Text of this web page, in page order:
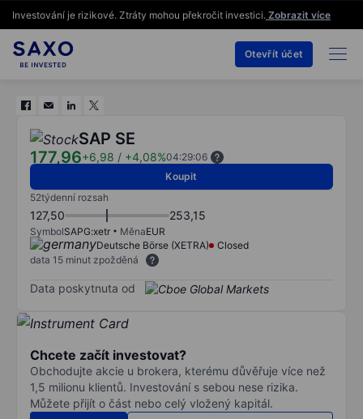
Investování je rizikové. Ztráty mohou překročit investici. Zobrazit více
Otevřít účet
SAP SE
177,96+6,98 / +4,08%04:29:06
Koupit
52týdenní rozsah
127,50 253,15
SymbolSAPG:xetr MěnaEUR
Deutsche Börse (XETRA)
Closed
data 15 minut zpožděná
Data poskytnuta od
Chcete začít investovat?
Obchodujte akcie u brokera, kterému důvěřuje více než
1,5 milionu klientů. Investování s sebou nese rizika.
Můžete přijít o část nebo celý vložený kapitál.